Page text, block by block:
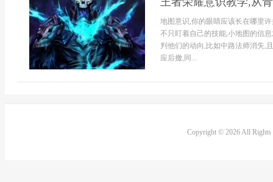
地图意识,你的眼睛应该长在哪里
不只盯着自己的技能,小地图的信
判他们的动向,比如中路法师消失,
应后撤,同...
Copyright © 2026 All